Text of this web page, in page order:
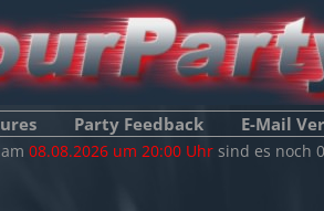
Party Feedback E-Mail
08.08.2026 um 20:00 Uhr sind es noch 0